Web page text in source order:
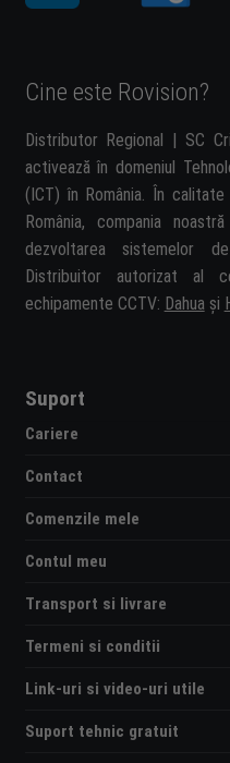
Cine este Rovision?
Distributor Regional | SC
activează în domeniul
(ICT) în România. În
România, compania
dezvoltarea sistemelor
Distribuitor autorizat al
echipamente CCTV: Dahua și
Suport
Cariere
Contact
Comenzile mele
Contul meu
Transport si livrare
Termeni si conditii
Link-uri si video-uri utile
Suport tehnic gratuit